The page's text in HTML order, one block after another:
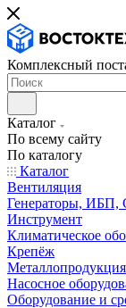
Комплексный
Каталог
По всему сайту
По каталогу
Каталог
Вентиляция
Генераторы, ИБП,
Инструмент
Климатическое
Крепёж
Металлопродукция
Насосное
Оборудование и